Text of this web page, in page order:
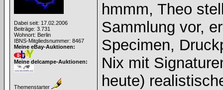
Dabei seit: 17.02.2006
Beiträge: 3.731
Wohnort: Berlin
IBNS-Mitgliedsnummer: 8467
Meine eBay-Auktionen:
Meine delcampe-Auktionen:
Themenstarter
hmmm, Theo
Sammlung vor,
Specimen,
Nix mit
heute)